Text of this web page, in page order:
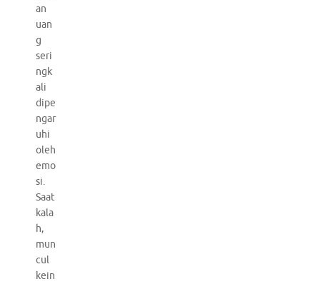
an
uan
g
seri
ngk
ali
dipe
ngar
uhi
oleh
emo
si.
Saat
kala
h,
mun
cul
kein